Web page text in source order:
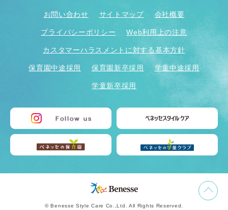
お問い合わせ サイトマップ 会社概要
プライバシーポリシー Web利用上の注意
カスタマーハラスメントに対する基本方針
保育園中途採用 保育園新卒採用 学童中途採用
学童新卒採用
© Benesse Style Care Co.,Ltd. All Rights Reserved.